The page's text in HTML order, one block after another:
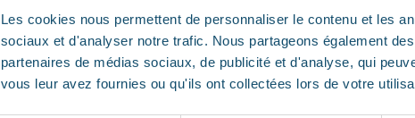
Les cookies nous permettent de personnaliser le contenu et les
sociaux et d'analyser notre trafic. Nous partageons également
partenaires de médias sociaux, de publicité et d'analyse, qui
vous leur avez fournies ou qu'ils ont collectées lors de votre